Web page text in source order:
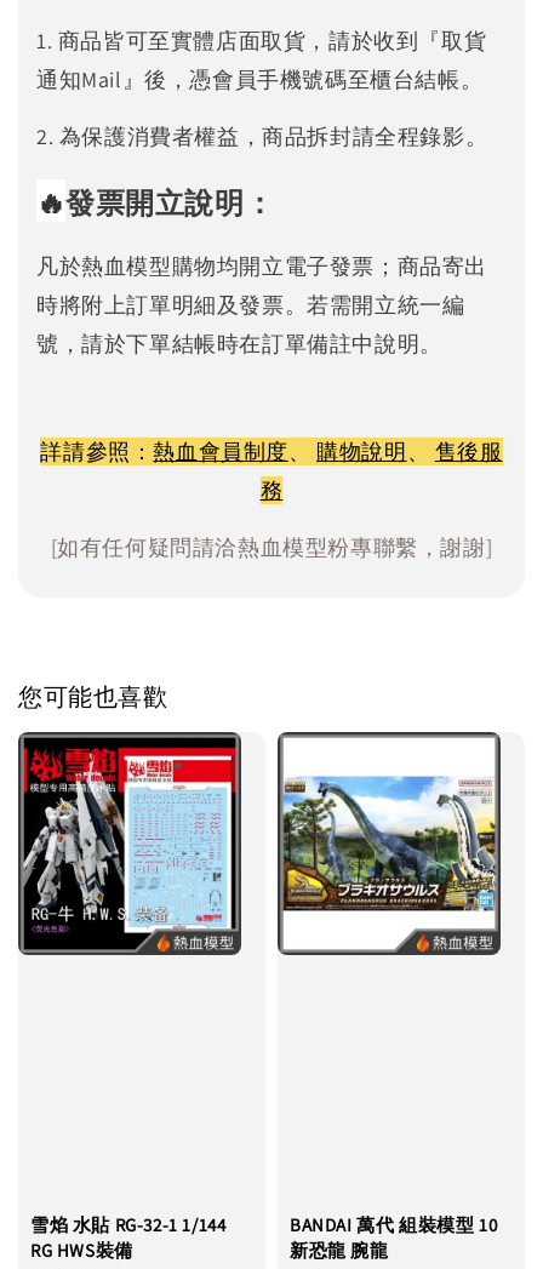
1. 商品皆可至實體店面取貨，請於收到『取貨
通知Mail』後，憑會員手機號碼至櫃台結帳。
2. 為保護消費者權益，商品拆封請全程錄影。
🔥發票開立說明：
凡於熱血模型購物均開立電子發票；商品寄出
時將附上訂單明細及發票。若需開立統一編
號，請於下單結帳時在訂單備註中說明。
詳請參照：熱血會員制度、 購物說明、 售後服
務
[如有任何疑問請洽熱血模型粉專聯繫，謝謝]
您可能也喜歡
雪焰 水貼 RG-32-1 1/144
RG HWS裝備
BANDAI 萬代 組裝模型 10
新恐龍 腕龍